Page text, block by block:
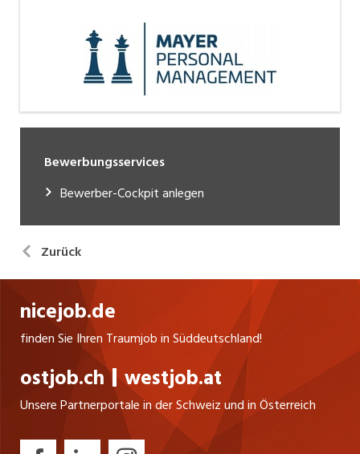
Bewerbungsservices
Bewerber-Cockpit anlegen
Zurück
nicejob.de
finden Sie Ihren Traumjob in Süddeutschland!
ostjob.ch westjob.at
Unsere Partnerportale in der Schweiz und in Österreich